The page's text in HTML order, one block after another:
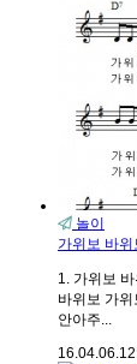
놀이
가위보 바위
1. 가위보
바위보 가
안아주...
16.04.06.